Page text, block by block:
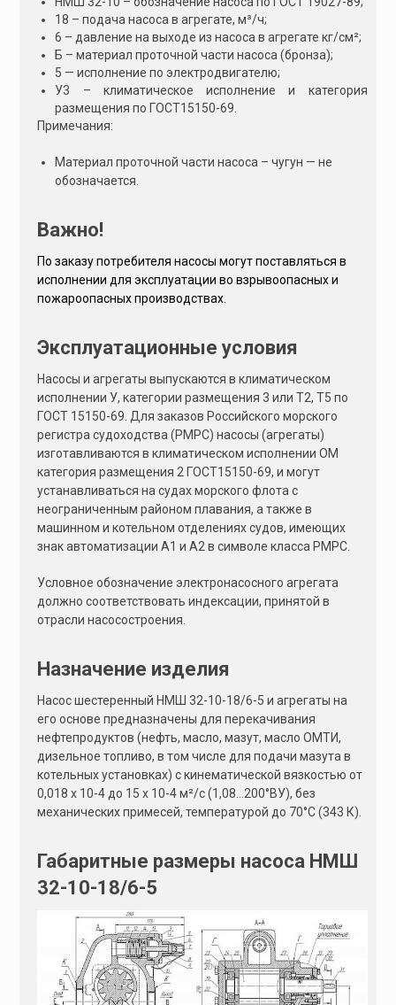
18 – подача насоса в агрегате, м³/ч;
6 – давление на выходе из насоса в агрегате кг/см²;
Б – материал проточной части насоса (бронза);
5 — исполнение по электродвигателю;
У3 – климатическое исполнение и категория
размещения по ГОСТ15150-69.
Примечания:
Материал проточной части насоса – чугун — не
обозначается.
Важно!
По заказу потребителя насосы могут поставляться в
исполнении для эксплуатации во взрывоопасных и
пожароопасных производствах.
Эксплуатационные условия
Насосы и агрегаты выпускаются в климатическом
исполнении У, категории размещения 3 или Т2, Т5 по
ГОСТ 15150-69. Для заказов Российского морского
регистра судоходства (РМРС) насосы (агрегаты)
изготавливаются в климатическом исполнении ОМ
категория размещения 2 ГОСТ15150-69, и могут
устанавливаться на судах морского флота с
неограниченным районом плавания, а также в
машинном и котельном отделениях судов, имеющих
знак автоматизации А1 и А2 в символе класса РМРС.
Условное обозначение электронасосного агрегата
должно соответствовать индексации, принятой в
отрасли насосостроения.
Назначение изделия
Насос шестеренный НМШ 32-10-18/6-5 и агрегаты на
его основе предназначены для перекачивания
нефтепродуктов (нефть, масло, мазут, масло ОМТИ,
дизельное топливо, в том числе для подачи мазута в
котельных установках) с кинематической вязкостью от
0,018 х 10-4 до 15 х 10-4 м²/с (1,08…200°ВУ), без
механических примесей, температурой до 70°С (343 К).
Габаритные размеры насоса НМШ
32-10-18/6-5